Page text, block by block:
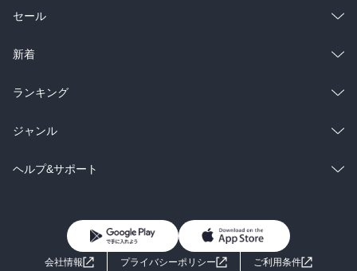
総合
ラノベ
雑誌・グラビア
BL・TL
セール
総合
ラノベ
雑誌・グラビア
BL・TL
新着
総合
ラノベ
雑誌・グラビア
ランキング
総合
ラノベ
ジャンル
コミック
ライトノベル 男子向けラノベ
ヘルプ&サポート
よくあるご質問 お問い合わせ
会社情報 プライバシーポリシー
ご利用条件